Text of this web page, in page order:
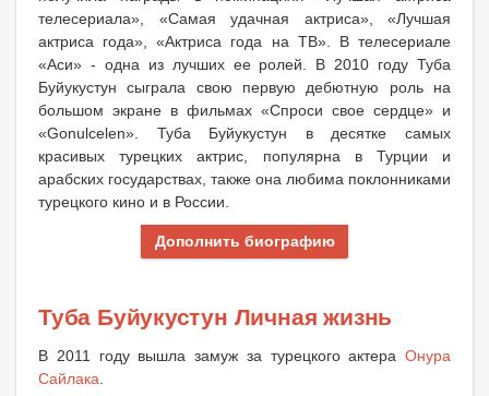
телесериала», «Самая удачная актриса», «Лучшая
актриса года», «Актриса года на ТВ». В телесериале
«Аси» - одна из лучших ее ролей. В 2010 году Туба
Буйукустун сыграла свою первую дебютную роль на
большом экране в фильмах «Спроси свое сердце» и
«Gonulcelen». Туба Буйукустун в десятке самых
красивых турецких актрис, популярна в Турции и
арабских государствах, также она любима поклонниками
турецкого кино и в России.
Дополнить биографию
Туба Буйукустун Личная жизнь
В 2011 году вышла замуж за турецкого актера Онура
Сайлака